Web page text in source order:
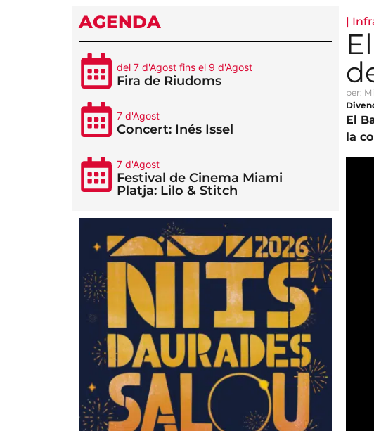
AGENDA
del 7 d'Agost fins el 9 d'Agost
Fira de Riudoms
7 d'Agost
Concert: Inés Issel
7 d'Agost
Festival de Cinema Miami
Platja: Lilo & Stitch
|
per:
El
la